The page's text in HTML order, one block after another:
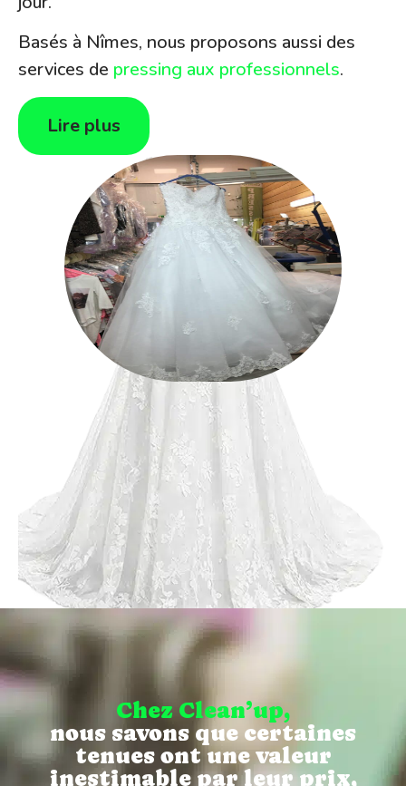
Basés à Nîmes, nous proposons aussi des
services de pressing aux professionnels.
Lire plus
Chez Clean’up,
nous savons que certaines
tenues ont une valeur
inestimable par leur prix,